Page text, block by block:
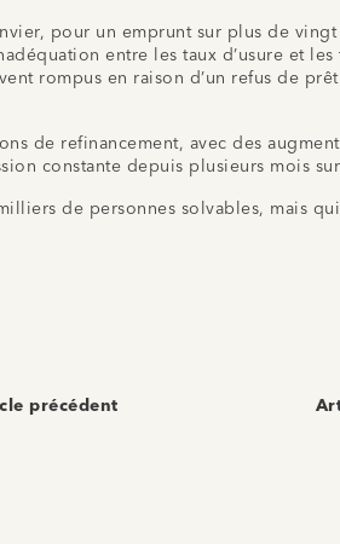
pour un emprunt sur plus de
entre les taux d’usure et
rompus en raison d’un refus de
de refinancement, avec des
constante depuis plusieurs mois
de personnes solvables, mais
précédent